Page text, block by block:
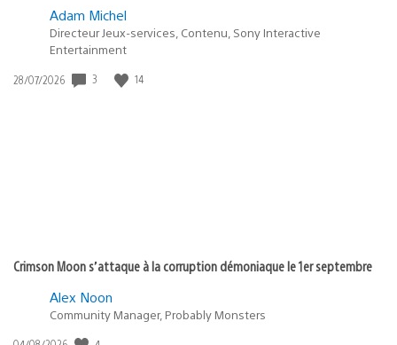
Adam Michel
Directeur Jeux-services, Contenu, Sony Interactive
Entertainment
Date
28/07/2026 3 14
Crimson Moon s’attaque à la corruption démoniaque le 1er septembre
Alex Noon
Community Manager, Probably Monsters